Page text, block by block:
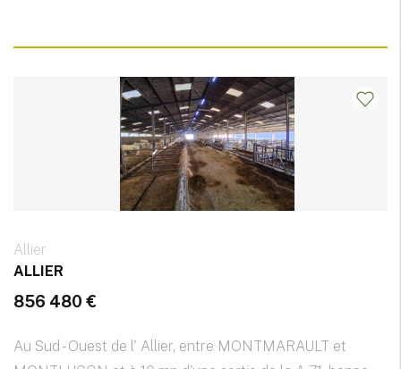
Allier
ALLIER
856 480 €
Au Sud - Ouest de l' Allier, entre MONTMARAULT et